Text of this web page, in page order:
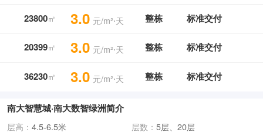
23800㎡ 3.0 元/m²⋅天 整栋 标准交付
20399㎡ 3.0 元/m²⋅天 整栋 标准交付
36230㎡ 3.0 元/m²⋅天 整栋 标准交付
南大智慧城·南大数智绿洲简介
层高： 4.5-6.5米 层数： 5层、20层